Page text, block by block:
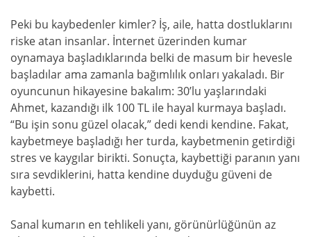
Peki bu kaybedenler kimler? İş, aile, hatta dostluklarını
riske atan insanlar. İnternet üzerinden kumar
oynamaya başladıklarında belki de masum bir hevesle
başladılar ama zamanla bağımlılık onları yakaladı. Bir
oyuncunun hikayesine bakalım: 30’lu yaşlarındaki
Ahmet, kazandığı ilk 100 TL ile hayal kurmaya başladı.
“Bu işin sonu güzel olacak,” dedi kendi kendine. Fakat,
kaybetmeye başladığı her turda, kaybetmenin getirdiği
stres ve kaygılar birikti. Sonuçta, kaybettiği paranın yanı
sıra sevdiklerini, hatta kendine duyduğu güveni de
kaybetti.
Sanal kumarın en tehlikeli yanı, görünürlüğünün az